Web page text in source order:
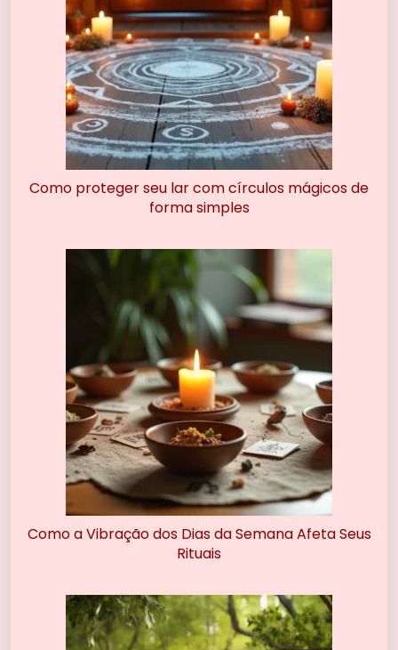
Como proteger seu lar com círculos mágicos de
forma simples
Como a Vibração dos Dias da Semana Afeta Seus
Rituais